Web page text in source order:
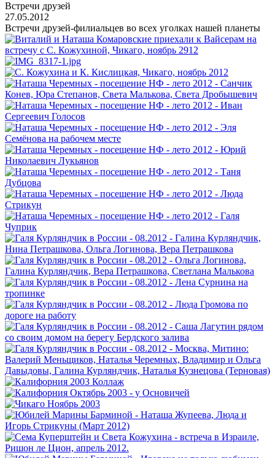
Встречи друзей
27.05.2012
Встречи друзей-филиальцев во всех уголках нашей планеты